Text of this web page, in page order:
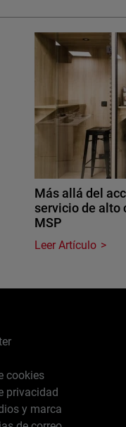
Más allá del
servicio de alto
MSP
Leer Artículo
cookies
privacidad
y marca